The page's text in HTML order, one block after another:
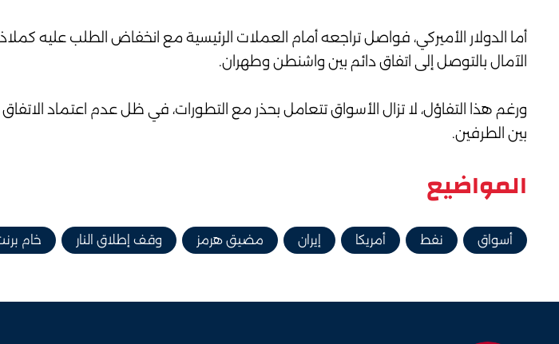
أما الدولار الأميركي، فواصل تراجعه أمام العملات الرئيسية مع انخفاض الطلب عليه
الآمال بالتوصل إلى اتفاق دائم بين واشنطن وطهران.
ورغم هذا التفاؤل، لا تزال الأسواق تتعامل بحذر مع التطورات، في ظل عدم اعتماد الاتفاق
بين الطرفين.
المواضيع
أسواق نفط أمريكا إيران مضيق هرمز وقف إطلاق النار خام